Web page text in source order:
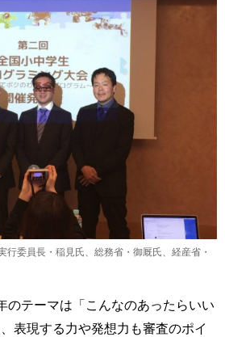
行委員長・稲見氏、総務省・御厩氏、経産省・
のテーマは「こんなのあったらいい
表現する力や発想力も審査のポイ